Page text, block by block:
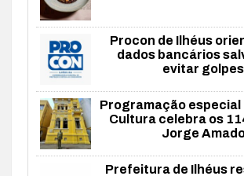
Procon de Ilhéus
dados bancários
evitar
Programação especial
Cultura celebra os
Jorge
Prefeitura de Ilhéus